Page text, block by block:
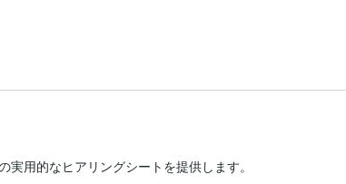
用的なヒアリングシートを提供します。